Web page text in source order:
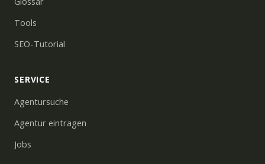
Tools
SEO-Tutorial
SERVICE
Agentursuche
Agentur eintragen
Jobs